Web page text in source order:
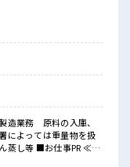
しょう！
造業務 原料の入庫、
よっては重量物を扱
事PR ≪無
することもあります